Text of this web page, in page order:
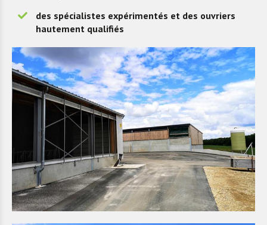
des spécialistes expérimentés et des ouvriers
hautement qualifiés